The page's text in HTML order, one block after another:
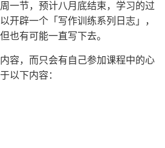
一节，预计八月底结束，学习的过
开辟一个「写作训练系列日志」，
也有可能一直写下去。
容，而只会有自己参加课程中的心
以下内容：